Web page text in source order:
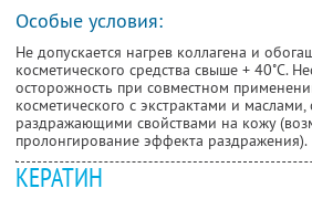
Особые условия:
Не допускается нагрев коллагена и
косметического средства свыше + 40˚С.
осторожность при совместном
косметического с экстрактами и
раздражающими свойствами на кожу
пролонгирование эффекта раздражения).
КЕРАТИН